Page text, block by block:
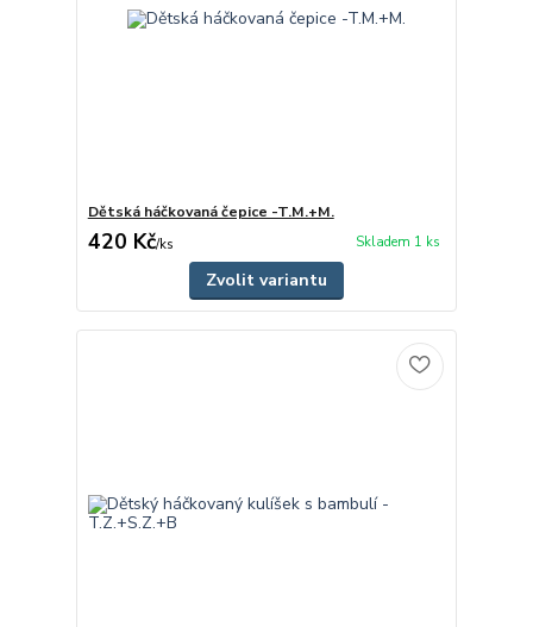
Dětská háčkovaná čepice -T.M.+M.
420 Kč/ks Skladem 1 ks
Zvolit variantu